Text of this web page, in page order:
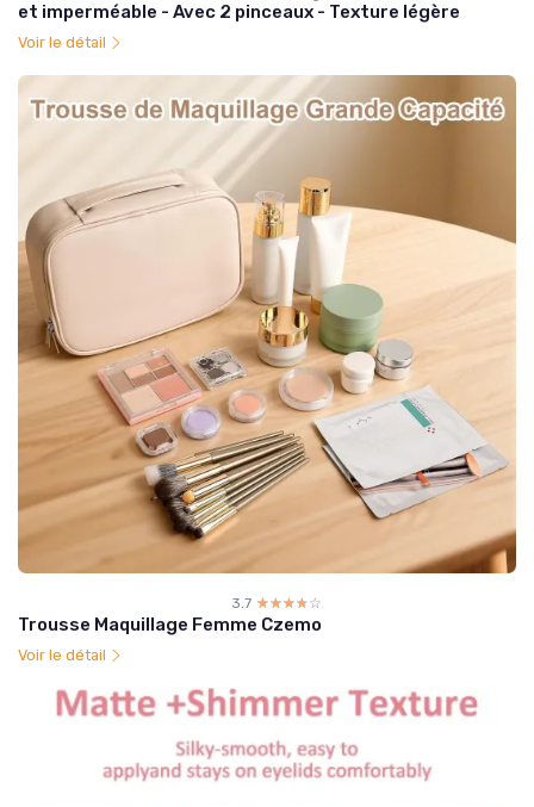
et imperméable - Avec 2 pinceaux - Texture légère
Voir le détail
3.7 ☆☆☆☆☆
★★★★★
Trousse Maquillage Femme Czemo
Voir le détail